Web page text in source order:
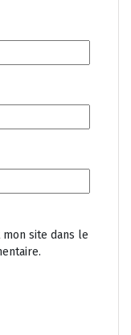
site dans le